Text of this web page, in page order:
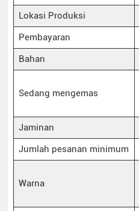
Lokasi Produksi
Pembayaran
Bahan
Sedang mengemas
Jaminan
Jumlah pesanan minimum
Warna